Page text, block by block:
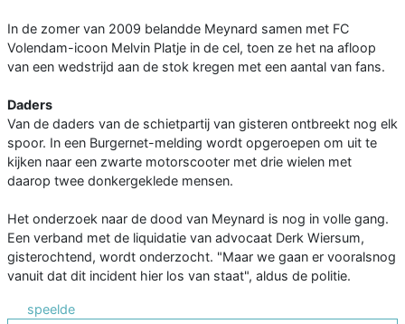
In de zomer van 2009 belandde Meynard samen met FC
Volendam-icoon Melvin Platje in de cel, toen ze het na afloop
van een wedstrijd aan de stok kregen met een aantal van fans.
Daders
Van de daders van de schietpartij van gisteren ontbreekt nog elk
spoor. In een Burgernet-melding wordt opgeroepen om uit te
kijken naar een zwarte motorscooter met drie wielen met
daarop twee donkergeklede mensen.
Het onderzoek naar de dood van Meynard is nog in volle gang.
Een verband met de liquidatie van advocaat Derk Wiersum,
gisterochtend, wordt onderzocht. "Maar we gaan er vooralsnog
vanuit dat dit incident hier los van staat", aldus de politie.
speelde